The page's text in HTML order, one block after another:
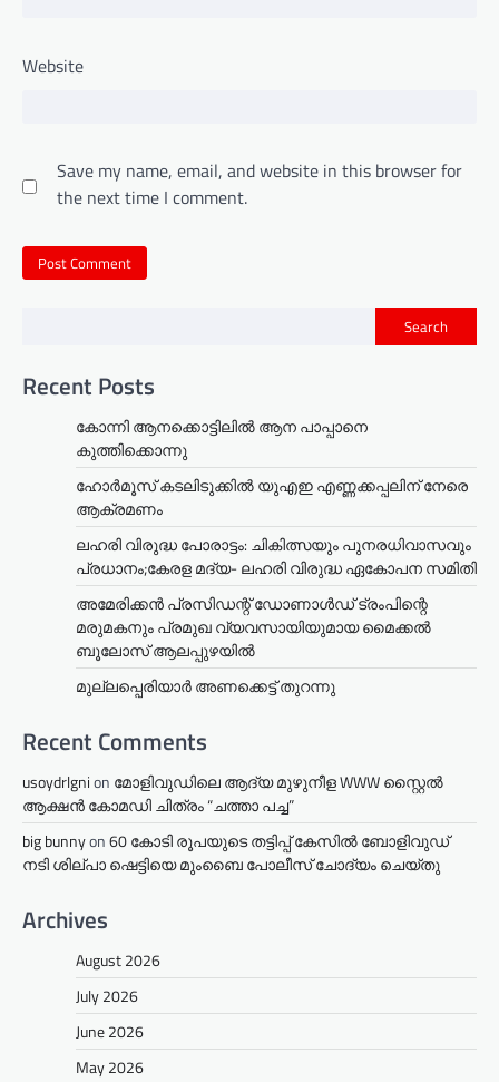
Website
Save my name, email, and website in this browser for
the next time I comment.
Search
Recent Posts
കോന്നി ആനക്കൊട്ടിലിൽ ആന പാപ്പാനെ
കുത്തിക്കൊന്നു
ഹോർമൂസ് കടലിടുക്കിൽ യുഎഇ എണ്ണക്കപ്പലിന് നേരെ
ആക്രമണം
ലഹരി വിരുദ്ധ പോരാട്ടം: ചികിത്സയും പുനരധിവാസവും
പ്രധാനം;കേരള മദ്യ- ലഹരി വിരുദ്ധ ഏകോപന സമിതി
അമേരിക്കൻ പ്രസിഡന്റ് ഡോണാൾഡ് ട്രംപിന്റെ
മരുമകനും പ്രമുഖ വ്യവസായിയുമായ മൈക്കൽ
ബൂലോസ് ആലപ്പുഴയിൽ
മുല്ലപ്പെരിയാര്‍ അണക്കെട്ട് തുറന്നു
Recent Comments
usoydrlgnion മോളിവുഡിലെ ആദ്യ മുഴുനീള WWW സ്റ്റൈൽ
ആക്ഷൻ കോമഡി ചിത്രം “ചത്താ പച്ച”
big bunnyon60 കോടി രൂപയുടെ തട്ടിപ്പ് കേസിൽ ബോളിവുഡ്
നടി ശില്പാ ഷെട്ടിയെ മുംബൈ പോലീസ് ചോദ്യം ചെയ്തു
Archives
August 2026
July 2026
June 2026
May 2026